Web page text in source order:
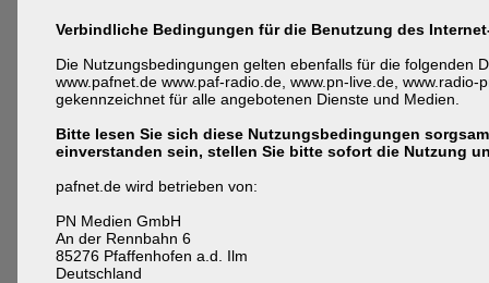
Verbindliche Bedingungen für die Benutzung des
Die Nutzungsbedingungen gelten ebenfalls für die folgenden
www.pafnet.de www.paf-radio.de, www.pn-live.de,
gekennzeichnet für alle angebotenen Dienste und Medien.
Bitte lesen Sie sich diese Nutzungsbedingungen
einverstanden sein, stellen Sie bitte sofort die Nutzung
pafnet.de wird betrieben von:
PN Medien GmbH
An der Rennbahn 6
85276 Pfaffenhofen a.d. Ilm
Deutschland